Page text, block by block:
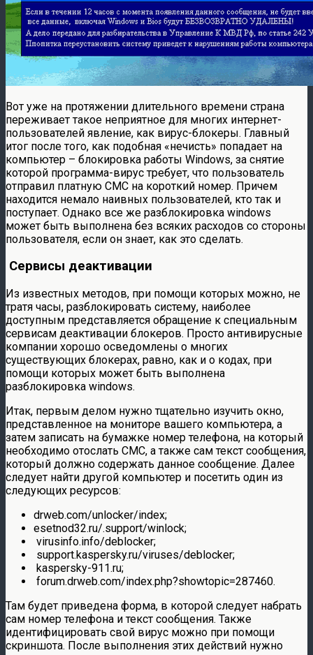
Вот уже на протяжении длительного времени страна
переживает такое неприятное для многих интернет-
пользователей явление, как вирус-блокеры. Главный
итог после того, как подобная «нечисть» попадает на
компьютер – блокировка работы Windows, за снятие
которой программа-вирус требует, что пользователь
отправил платную СМС на короткий номер. Причем
находится немало наивных пользователей, кто так и
поступает. Однако все же разблокировка windows
может быть выполнена без всяких расходов со стороны
пользователя, если он знает, как это сделать.
Сервисы деактивации
Из известных методов, при помощи которых можно, не
тратя часы, разблокировать систему, наиболее
доступным представляется обращение к специальным
сервисам деактивации блокеров. Просто антивирусные
компании хорошо осведомлены о многих
существующих блокерах, равно, как и о кодах, при
помощи которых может быть выполнена
разблокировка windows.
Итак, первым делом нужно тщательно изучить окно,
представленное на мониторе вашего компьютера, а
затем записать на бумажке номер телефона, на который
необходимо отослать СМС, а также сам текст сообщения,
который должно содержать данное сообщение. Далее
следует найти другой компьютер и посетить один из
следующих ресурсов:
drweb.com/unlocker/index;
esetnod32.ru/.support/winlock;
virusinfo.info/deblocker;
support.kaspersky.ru/viruses/deblocker;
kaspersky-911.ru;
forum.drweb.com/index.php?showtopic=287460.
Там будет приведена форма, в которой следует набрать
сам номер телефона и текст сообщения. Также
идентифицировать свой вирус можно при помощи
скриншота. После выполнения этих действий нужно